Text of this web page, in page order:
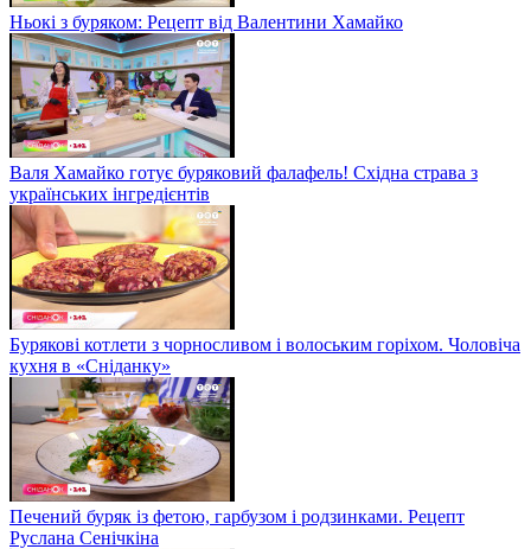
Ньокі з буряком: Рецепт від Валентини Хамайко
Валя Хамайко готує буряковий фалафель! Східна страва з
українських інгредієнтів
Бурякові котлети з чорносливом і волоським горіхом. Чоловіча
кухня в «Сніданку»
Печений буряк із фетою, гарбузом і родзинками. Рецепт
Руслана Сенічкіна